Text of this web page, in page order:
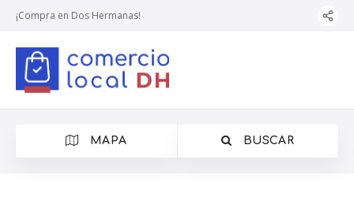
¡Compra en Dos Hermanas!
MAPA BUSCAR